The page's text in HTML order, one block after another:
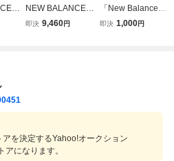
X K
NEW BALANCE◆
Fresh Foam X Hie
即決 9,460円
「New Balance」
ローカットスニー
即決 1,000円
を決定するYahoo!オークション
アになります。